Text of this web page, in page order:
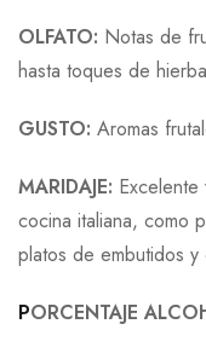
OLFATO: Notas de
hasta toques de
GUSTO: Aromas
MARIDAJE:
cocina italiana, como
platos de embutidos y
PORCENTAJE